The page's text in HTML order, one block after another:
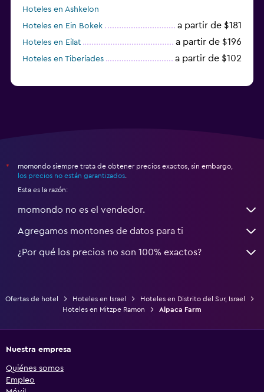
Hoteles en Ashkelon
Hoteles en Ein Bokek
a partir de $181
Hoteles en Eilat a partir de $196
Hoteles en Tiberíades a partir de $102
*
momondo siempre trata de obtener precios exactos, sin embargo,
los precios no están garantizados
Esta es la razón:
momondo no es el vendedor.
Agregamos montones de datos para ti
¿Por qué los precios no son 100% exactos?
Ofertas de hotel Hoteles en Israel
Hoteles en Distrito del Sur, Israel
Hoteles en Mitzpe Ramon
Alpaca Farm
Nuestra empresa
Quiénes somos
Empleo